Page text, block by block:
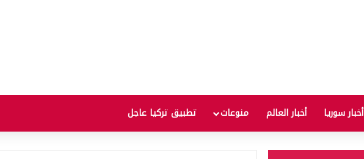
أخبار سوريا أخبار العالم منوعات تطبيق تركيا عاجل